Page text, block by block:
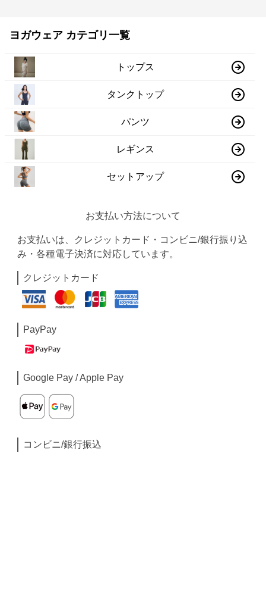
ヨガウェア カテゴリ一覧
トップス
タンクトップ
パンツ
レギンス
セットアップ
お支払い方法について
お支払いは、クレジットカード・コンビニ/銀行振り込
み・各種電子決済に対応しています。
クレジットカード
PayPay
Google Pay / Apple Pay
コンビニ/銀行振込